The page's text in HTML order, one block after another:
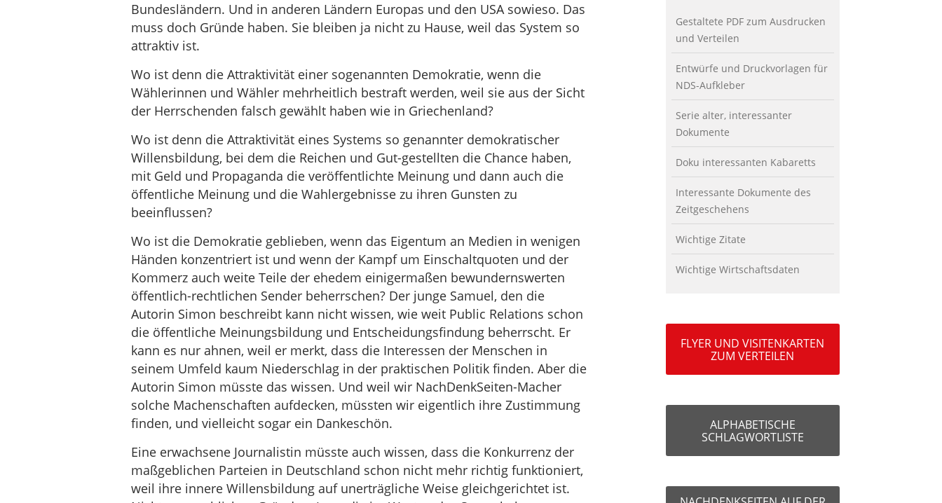
Bundesländern. Und in anderen Ländern Europas und den USA sowieso. Das
muss doch Gründe haben. Sie bleiben ja nicht zu Hause, weil das System so
attraktiv ist.
Wo ist denn die Attraktivität einer sogenannten Demokratie, wenn die
Wählerinnen und Wähler mehrheitlich bestraft werden, weil sie aus der Sicht
der Herrschenden falsch gewählt haben wie in Griechenland?
Wo ist denn die Attraktivität eines Systems so genannter demokratischer
Willensbildung, bei dem die Reichen und Gut-gestellten die Chance haben,
mit Geld und Propaganda die veröffentlichte Meinung und dann auch die
öffentliche Meinung und die Wahlergebnisse zu ihren Gunsten zu
beeinflussen?
Wo ist die Demokratie geblieben, wenn das Eigentum an Medien in wenigen
Händen konzentriert ist und wenn der Kampf um Einschaltquoten und der
Kommerz auch weite Teile der ehedem einigermaßen bewundernswerten
öffentlich-rechtlichen Sender beherrschen? Der junge Samuel, den die
Autorin Simon beschreibt kann nicht wissen, wie weit Public Relations schon
die öffentliche Meinungsbildung und Entscheidungsfindung beherrscht. Er
kann es nur ahnen, weil er merkt, dass die Interessen der Menschen in
seinem Umfeld kaum Niederschlag in der praktischen Politik finden. Aber die
Autorin Simon müsste das wissen. Und weil wir NachDenkSeiten-Macher
solche Machenschaften aufdecken, müssten wir eigentlich ihre Zustimmung
finden, und vielleicht sogar ein Dankeschön.
Eine erwachsene Journalistin müsste auch wissen, dass die Konkurrenz der
maßgeblichen Parteien in Deutschland schon nicht mehr richtig funktioniert,
weil ihre innere Willensbildung auf unerträgliche Weise gleichgerichtet ist.
Gestaltete PDF zum Ausdrucken
und Verteilen
Entwürfe und Druckvorlagen für
NDS-Aufkleber
Serie alter, interessanter
Dokumente
Doku interessanten Kabaretts
Interessante Dokumente des
Zeitgeschehens
Wichtige Zitate
Wichtige Wirtschaftsdaten
FLYER UND VISITENKARTEN
ZUM VERTEILEN
ALPHABETISCHE
SCHLAGWORTLISTE